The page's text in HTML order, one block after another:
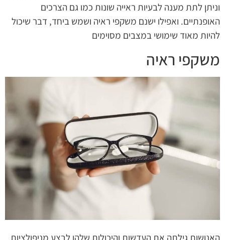
וניתן לתת מענה לבעיות ראייה שונות כמו גם הצרכים
האופנתיים. ואפילו ישנם משקפי ראיה ושמש ביחד, דבר שיכול
להיות מאוד שימושי במצבים מסוימים
משקפי ראיה